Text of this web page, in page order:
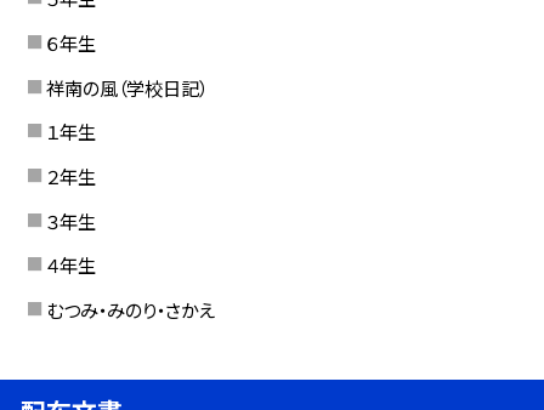
６年生
祥南の風（学校日記）
１年生
２年生
３年生
４年生
むつみ・みのり・さかえ